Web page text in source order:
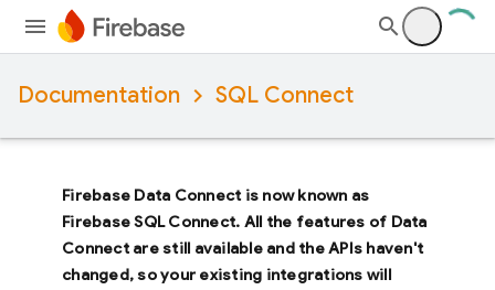
Documentation SQL Connect
Firebase Data Connectis now known as
Firebase SQL Connect. All the features of Data
Connectare still available and the APIs haven't
changed, so your existing integrations will